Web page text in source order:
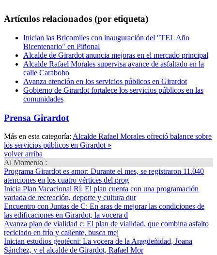
Artículos relacionados (por etiqueta)
Inician las Bricomiles con inauguración del "TEL Año
Bicentenario" en Piñonal
Alcalde de Girardot anuncia mejoras en el mercado principal
Alcalde Rafael Morales supervisa avance de asfaltado en la
calle Carabobo
Avanza atención en los servicios públicos en Girardot
Gobierno de Girardot fortalece los servicios públicos en las
comunidades
Prensa Girardot
Más en esta categoría: Alcalde Rafael Morales ofreció balance sobre
los servicios públicos en Girardot »
volver arriba
Al Momento :
Programa Girardot es amor: Durante el mes, se registraron 11.040
atenciones en los cuatro vértices del prog
Inicia Plan Vacacional Rí: El plan cuenta con una programación
variada de recreación, deporte y cultura dur
Encuentro con Juntas de C: En aras de mejorar las condiciones de
las edificaciones en Girardot, la vocera d
Avanza plan de vialidad c: El plan de vialidad, que combina asfalto
reciclado en frío y caliente, busca mej
Inician estudios geotécni: La vocera de la Aragüeñidad, Joana
Sánchez, y el alcalde de Girardot, Rafael Mor